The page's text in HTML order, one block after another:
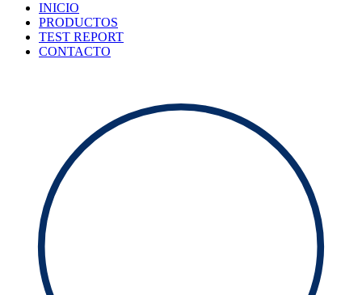
INICIO
PRODUCTOS
TEST REPORT
CONTACTO